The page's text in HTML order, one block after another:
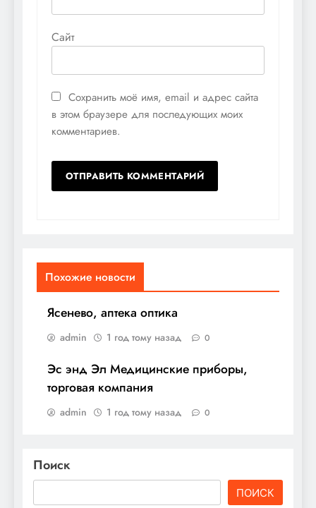
Сайт
Сохранить моё имя, email и адрес сайта
в этом браузере для последующих моих
комментариев.
Похожие новости
Ясенево, аптека оптика
admin 1 год тому назад 0
Эс энд Эл Медицинские приборы,
торговая компания
admin 1 год тому назад 0
Поиск
ПОИСК